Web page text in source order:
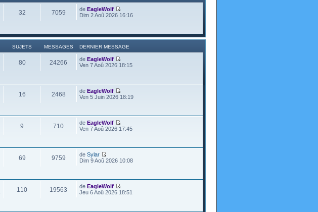
32 7059 deEagleWolf
Dim 2 Aoû 2026 16:16
SUJETS MESSAGES DERNIER MESSAGE
80 24266 deEagleWolf
Ven 7 Aoû 2026 18:15
16 2468 deEagleWolf
Ven 5 Juin 2026 18:19
9 710 deEagleWolf
Ven 7 Aoû 2026 17:45
69 9759 deSylar
Dim 9 Aoû 2026 10:08
110 19563 deEagleWolf
Jeu 6 Aoû 2026 18:51